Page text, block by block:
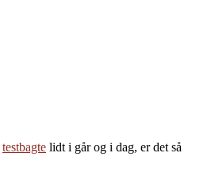
testbagte lidt i går og i dag, er det så